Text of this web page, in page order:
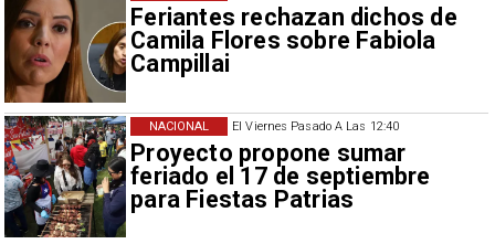
Feriantes rechazan dichos de
Camila Flores sobre Fabiola
Campillai
El Viernes Pasado A Las 12:40
Proyecto propone sumar
feriado el 17 de septiembre
para Fiestas Patrias
NACIONAL